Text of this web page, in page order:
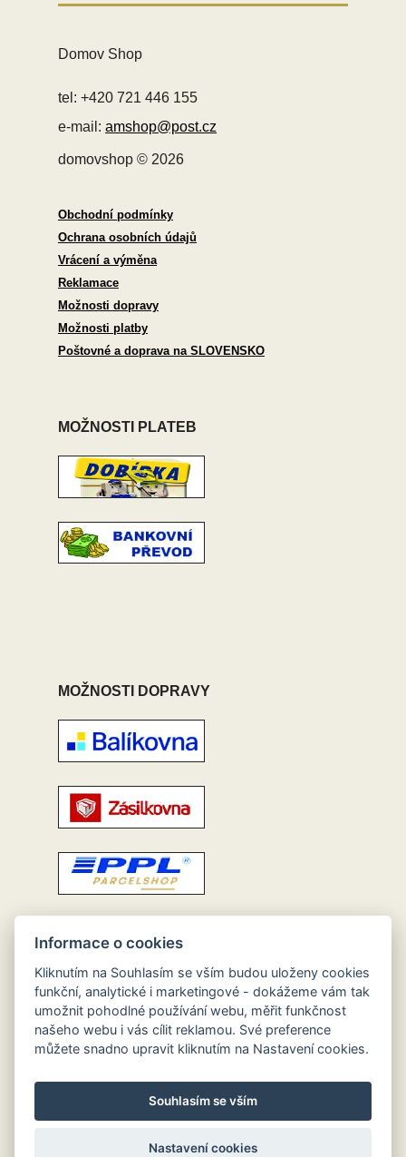
Domov Shop
tel: +420 721 446 155
e-mail: amshop@post.cz
domovshop © 2026
Obchodní podmínky
Ochrana osobních údajů
Vrácení a výměna
Reklamace
Možnosti dopravy
Možnosti platby
Poštovné a doprava na SLOVENSKO
MOŽNOSTI PLATEB
MOŽNOSTI DOPRAVY
Informace o cookies
Kliknutím na Souhlasím se vším budou uloženy cookies
funkční, analytické i marketingové - dokážeme vám tak
umožnit pohodlné používání webu, měřit funkčnost
našeho webu i vás cílit reklamou. Své preference
můžete snadno upravit kliknutím na Nastavení cookies.
Souhlasím se vším
Nastavení cookies